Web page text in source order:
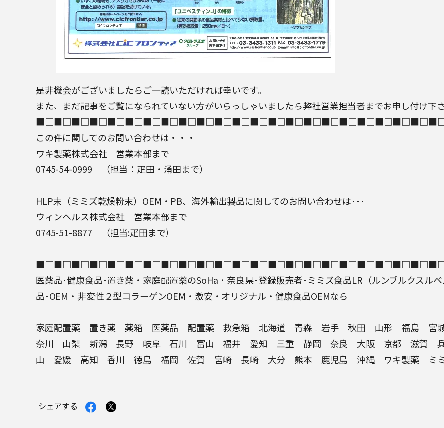
是非機会がございましたらご一読いただければ幸いです。
また、まだ記事をご覧になられていない方がいらっしゃいましたら弊社営業担当者までお申し付け下さ
この件に関してのお問い合わせは・・・
ワキ製薬株式会社 営業本部まで
0745-54-0999 （担当：疋田・涌田まで）
HLP末 （ミミズ乾燥粉末） OEM ・ PB、海外輸出製品に関してのお問い合わせは･･･
ウィンヘルス株式会社 営業本部まで
0745-51-8877 （担当:疋田まで）
医薬品･健康食品･置き薬 ・家庭配置薬のSoHa・ 奈良県･登録販売者･ ミミズ食品LR （ルンブルクスル
品･OEM・非変性２型コラーゲンOEM ・激安・オリジナル・ 健康食品OEMなら
家庭配置薬 置き薬 薬箱 医薬品 配置薬 救急箱 北海道 青森 岩手 秋田 山形 福島
奈川 山梨 新潟 長野 岐阜 石川 富山 福井 愛知 三重 静岡 奈良 大阪 京都 滋賀
山 愛媛 高知 香川 徳島 福岡 佐賀 宮崎 長崎 大分 熊本 鹿児島 沖縄 ワキ製薬 ミ
シェアする Facebook
で
X